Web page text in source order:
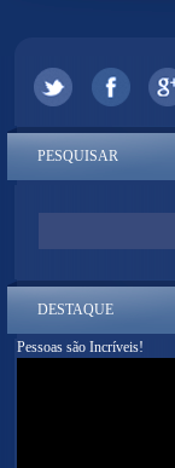
PESQUISAR
DESTAQUE
Pessoas são Incríveis!